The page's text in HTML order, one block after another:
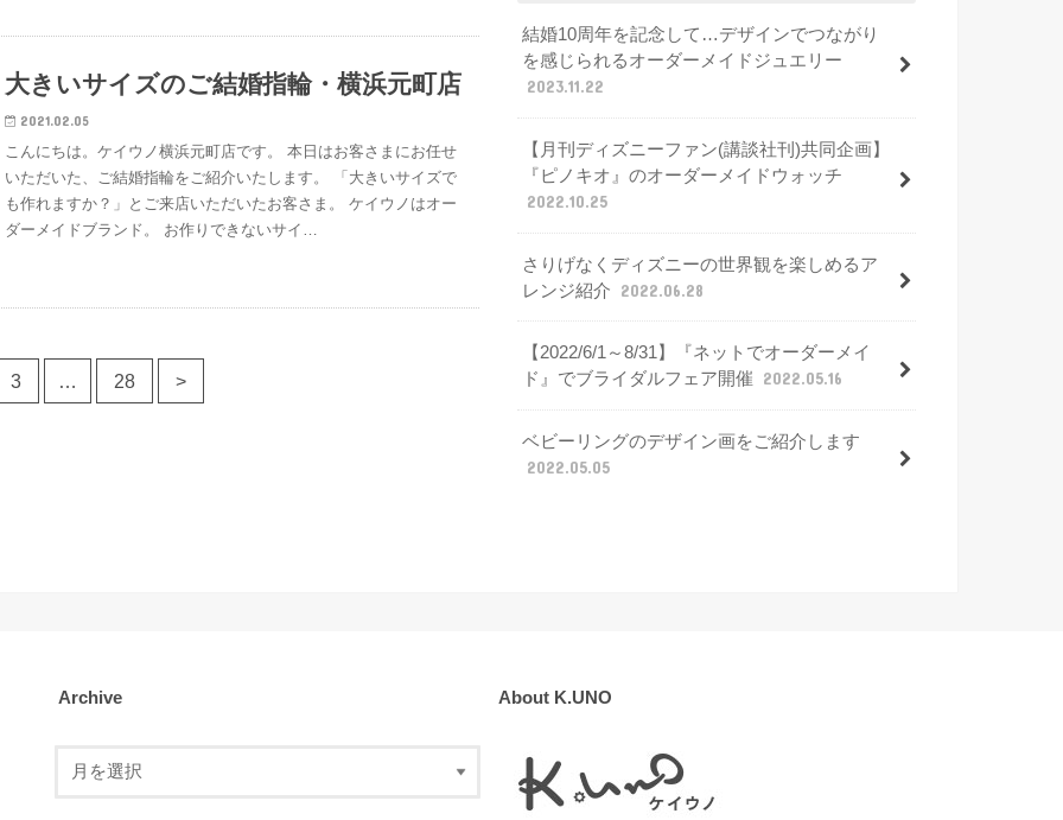
大きいサイズのご結婚指輪・横浜元町店
2021.02.05
こんにちは。ケイウノ横浜元町店です。 本日はお客さまにお任せ
いただいた、ご結婚指輪をご紹介いたします。 「大きいサイズで
も作れますか？」とご来店いただいたお客さま。 ケイウノはオー
ダーメイドブランド。 お作りできないサイ…
3 … 28 >
結婚10周年を記念して…デザインでつながり
を感じられるオーダーメイドジュエリー
2023.11.22
【月刊ディズニーファン(講談社刊)共同企画】
『ピノキオ』のオーダーメイドウォッチ
2022.10.25
さりげなくディズニーの世界観を楽しめるア
レンジ紹介
2022.06.28
【2022/6/1～8/31】『ネットでオーダーメイ
ド』でブライダルフェア開催
2022.05.16
ベビーリングのデザイン画をご紹介します
2022.05.05
Archive About K.UNO